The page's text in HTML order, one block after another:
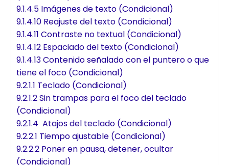
9.1.4.5 Imágenes de texto (Condicional)
9.1.4.10 Reajuste del texto (Condicional)
9.1.4.11 Contraste no textual (Condicional)
9.1.4.12 Espaciado del texto (Condicional)
9.1.4.13 Contenido señalado con el puntero o que
tiene el foco (Condicional)
9.2.1.1 Teclado (Condicional)
9.2.1.2 Sin trampas para el foco del teclado
(Condicional)
9.2.1.4 Atajos del teclado (Condicional)
9.2.2.1 Tiempo ajustable (Condicional)
9.2.2.2 Poner en pausa, detener, ocultar
(Condicional)